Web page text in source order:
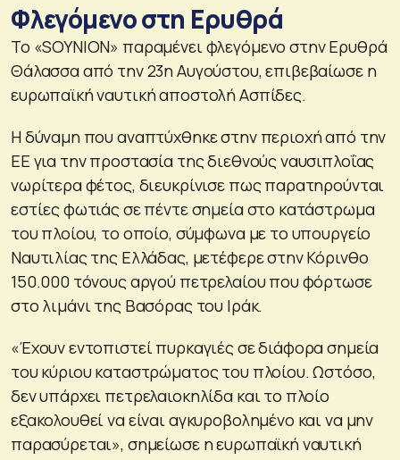
Φλεγόμενο στη Ερυθρά
Το «SOYNION» παραμένει φλεγόμενο στην Ερυθρά
Θάλασσα από την 23η Αυγούστου, επιβεβαίωσε η
ευρωπαϊκή ναυτική αποστολή Ασπίδες.
Η δύναμη που αναπτύχθηκε στην περιοχή από την
ΕΕ για την προστασία της διεθνούς ναυσιπλοΐας
νωρίτερα φέτος, διευκρίνισε πως παρατηρούνται
εστίες φωτιάς σε πέντε σημεία στο κατάστρωμα
του πλοίου, το οποίο, σύμφωνα με το υπουργείο
Ναυτιλίας της Ελλάδας, μετέφερε στην Κόρινθο
150.000 τόνους αργού πετρελαίου που φόρτωσε
στο λιμάνι της Βασόρας του Ιράκ.
«Έχουν εντοπιστεί πυρκαγιές σε διάφορα σημεία
του κύριου καταστρώματος του πλοίου. Ωστόσο,
δεν υπάρχει πετρελαιοκηλίδα και το πλοίο
εξακολουθεί να είναι αγκυροβολημένο και να μην
παρασύρεται», σημείωσε η ευρωπαϊκή ναυτική